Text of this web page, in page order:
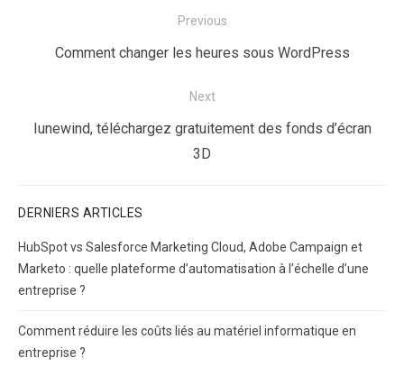
Previous
Previous
Comment changer les heures sous WordPress
Next
Next
Iunewind, téléchargez gratuitement des fonds d’écran
3D
DERNIERS ARTICLES
HubSpot vs Salesforce Marketing Cloud, Adobe Campaign et
Marketo : quelle plateforme d’automatisation à l’échelle d’une
entreprise ?
Comment réduire les coûts liés au matériel informatique en
entreprise ?